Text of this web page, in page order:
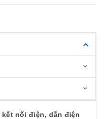
kết nối điện, dẫn điện